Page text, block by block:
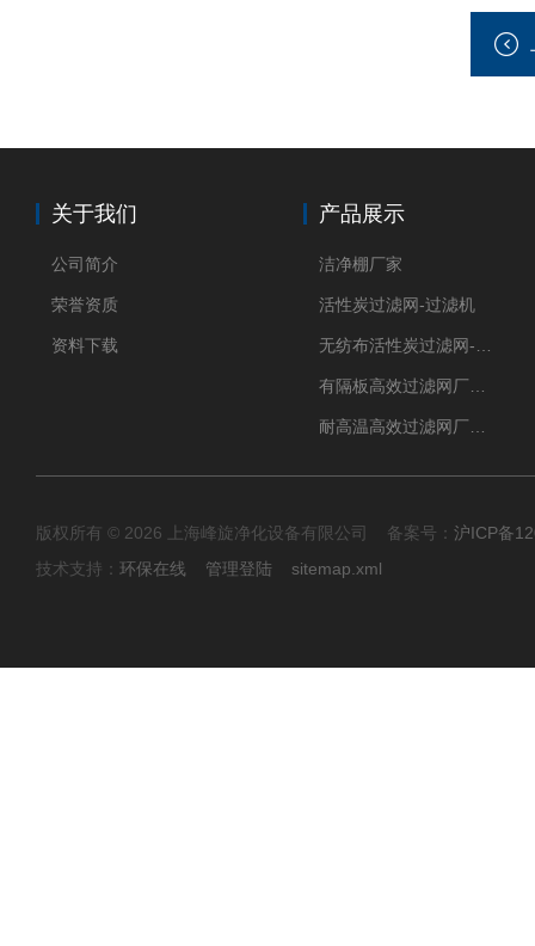
关于我们
公司简介
荣誉资质
资料下载
产品展示
洁净棚厂家
活性炭过滤网-过滤机
版权所有 © 2026 上海峰旋净化设备有限公司 备案号： 沪ICP备
技术支持： 环保在线 管理登陆 sitemap.xml